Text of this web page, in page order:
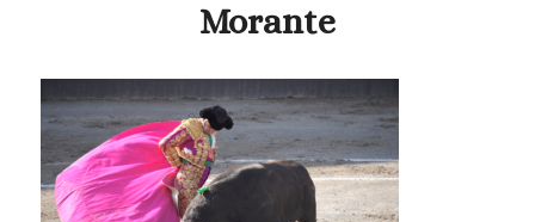
Morante